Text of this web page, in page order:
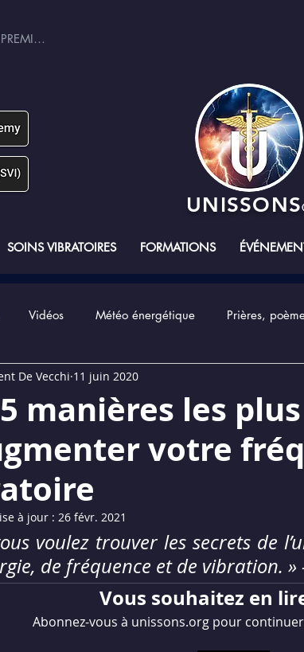
UNISSONS
SOINS VIBRATOIRES FORMATIONS
Vidéos Météo énergétique Prières,
PREMIUM Replays Webinaires
manières les
votre
De Vecchi 11 juin 2020
à jour : 26 févr. 2021
voulez trouver les secrets de
de fréquence et de vibration. »
Vous souhaitez en
Abonnez-vous à unissons.org pour